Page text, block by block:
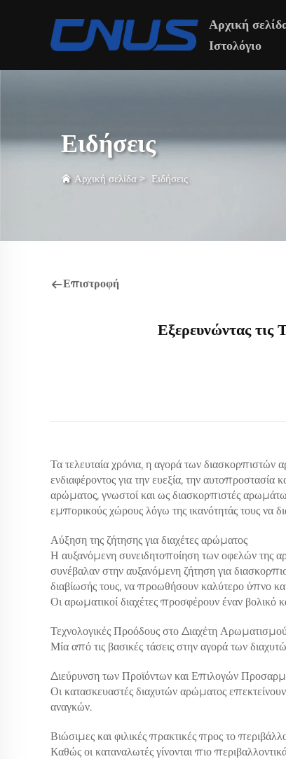
Αρχική
Ιστολόγιο
Ειδήσεις
Αρχική σελίδα> Ειδήσεις
Επιστροφή
Εξερευνώντας τις
Τα τελευταία χρόνια, η αγορά των διασκορπιστών
ενδιαφέροντος για την ευεξία, την
αρώματος, γνωστοί και ως διασκορπιστές
εμπορικούς χώρους λόγω της ικανότητάς τους να
Αύξηση της ζήτησης για διαχέτες αρώματος
Η αυξανόμενη συνειδητοποίηση των οφελών της
συνέβαλαν στην αυξανόμενη ζήτηση για
διαβίωσής τους, να προωθήσουν καλύτερο ύπνο
Οι αρωματικοί διαχέτες προσφέρουν έναν βολικό
Τεχνολογικές Προόδους στο Διαχέτη
Μία από τις βασικές τάσεις στην αγορά των
Διεύρυνση των Προϊόντων και Επιλογών
Οι κατασκευαστές διαχυτών αρώματος
αναγκών.
Βιώσιμες και φιλικές πρακτικές προς το
Καθώς οι καταναλωτές γίνονται πιο